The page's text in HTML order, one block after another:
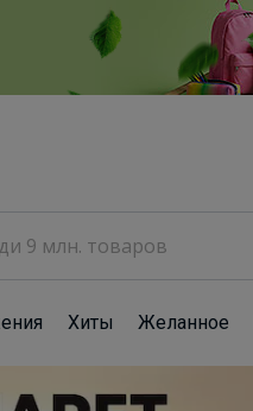
Хиты Желанное